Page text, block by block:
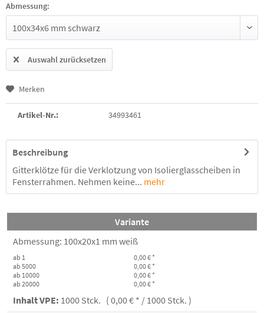
Abmessung:
Auswahl zurücksetzen
Merken
Artikel-Nr.: 34993461
Beschreibung
Gitterklötze für die Verklotzung von Isolierglasscheiben in
Fensterrahmen. Nehmen keine... mehr
Variante
Abmessung: 100x20x1 mm weiß
ab 1
0,00 € *
ab 5000
0,00 € *
ab 10000
0,00 € *
ab 20000
0,00 € *
Inhalt VPE: 1000 Stck. ( 0,00 € * / 1000 Stck. )